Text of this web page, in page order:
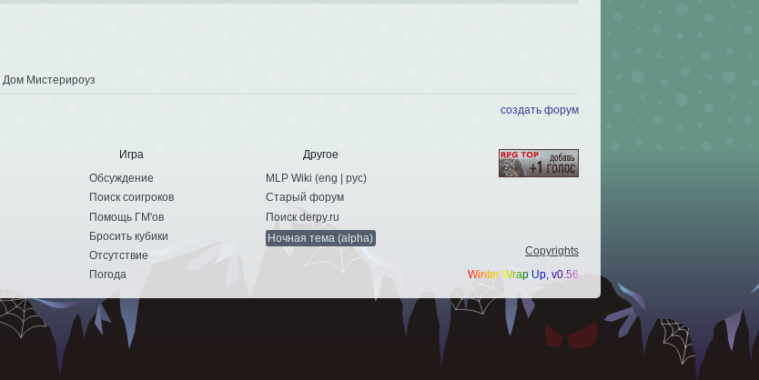
Дом Мистерироуз
создать форум
Игра
Обсуждение
Поиск соигроков
Помощь ГМ'ов
Бросить кубики
Отсутствие
Погода
Другое
MLP Wiki (eng рус)
Старый форум
Поиск derpy.ru
Ночная тема (alpha)
Copyrights
Winter Wrap Up, v0.56